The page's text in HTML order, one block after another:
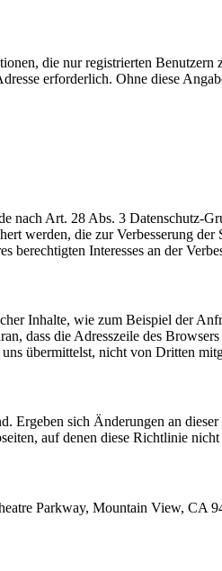
die nur registrierten
erforderlich. Ohne diese
Art. 28 Abs. 3 Datenschutz-
werden, die zur Verbesserung
Interesses an der
Inhalte, wie zum Beispiel der
dass die Adresszeile des
übermittelst, nicht von Dritten
Ergeben sich Änderungen an
auf denen diese Richtlinie
Parkway, Mountain View, CA